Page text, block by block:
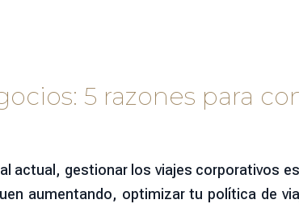
5 razones para
actual, gestionar los viajes corporativos
aumentando, optimizar tu política de